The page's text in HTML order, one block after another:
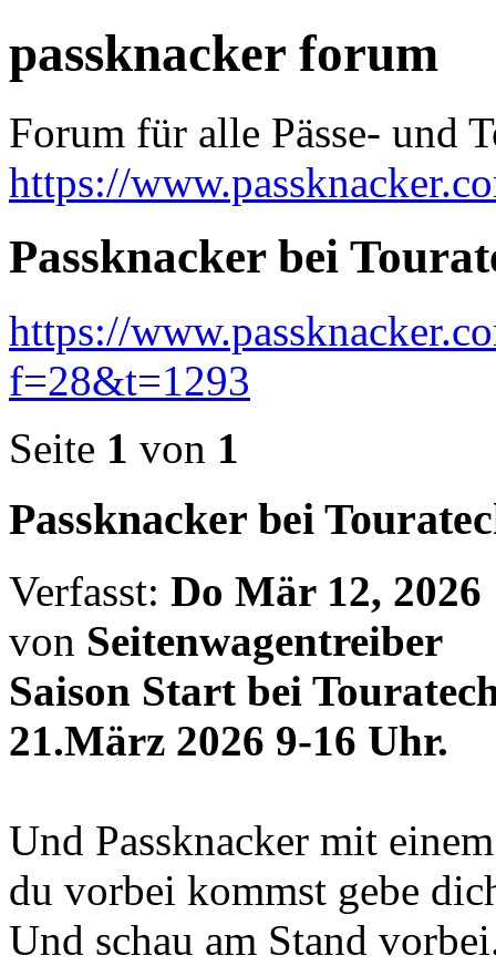
passknacker forum
Forum für alle Pässe- und
https://
Passknacker bei
https://
f=28&t=1293
Seite 1 von 1
Passknacker bei
Verfasst: Do Mär 12, 2026
von Seitenwagentreiber
Saison Start bei
21.März 2026 9-16 Uhr.
Und Passknacker mit
du vorbei kommst gebe
Und schau am Stand